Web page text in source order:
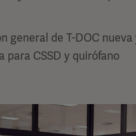
general de T-DOC nueva
para CSSD y quirófano